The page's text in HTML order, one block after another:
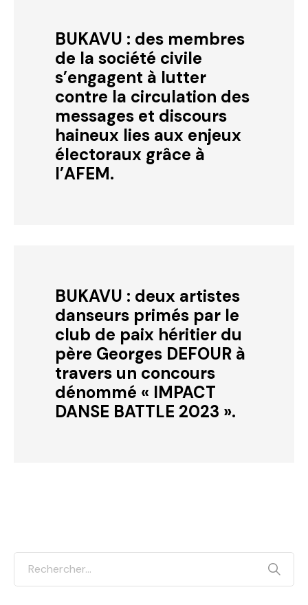
BUKAVU : des membres
de la société civile
s’engagent à lutter
contre la circulation des
messages et discours
haineux lies aux enjeux
électoraux grâce à
l’AFEM.
BUKAVU : deux artistes
danseurs primés par le
club de paix héritier du
père Georges DEFOUR à
travers un concours
dénommé « IMPACT
DANSE BATTLE 2023 ».